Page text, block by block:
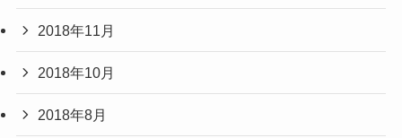
2018年11月
2018年10月
2018年8月